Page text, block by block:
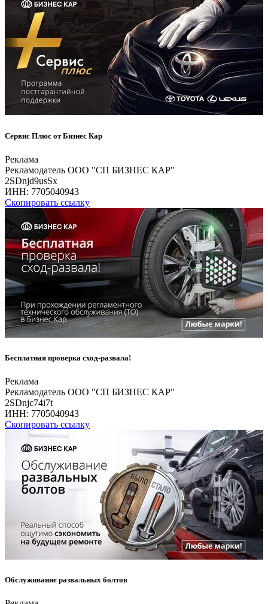
Сервис Плюс от Бизнес Кар
Реклама
Рекламодатель ООО "СП БИЗНЕС КАР"
2SDnjd9usSx
ИНН: 7705040943
Скопировать ссылку
Бесплатная проверка сход-развала!
Реклама
Рекламодатель ООО "СП БИЗНЕС КАР"
2SDnjc74i7t
ИНН: 7705040943
Скопировать ссылку
Обслуживание развальных болтов